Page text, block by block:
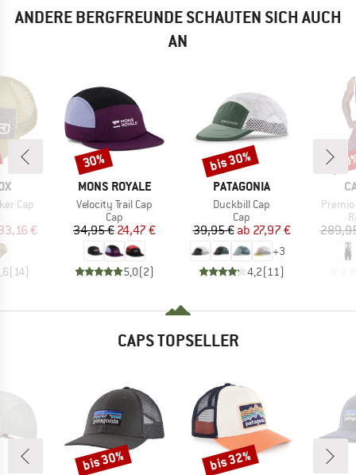
ANDERE BERGFREUNDE SCHAUTEN SICH AUCH
AN
Cap
Preis
€
(14)
MARKE
MONS ROYALE
Artikel
Velocity Trail Cap
Produktgruppe
Cap
Preis
34,95 €reduzierter Preis
24,47 €
5,0(2)
Rabatt
30%
MARKE
PATAGONIA
Artikel
Duckbill Cap
Produktgruppe
Cap
Preis
39,95 € reduzierter Preis
ab 27,97 €
+3
4,2(11 )
Rabatt
bis 30%
Artikel
CAPS TOPSELLER
Rabatt
bis 30% Rabatt
bis 32%